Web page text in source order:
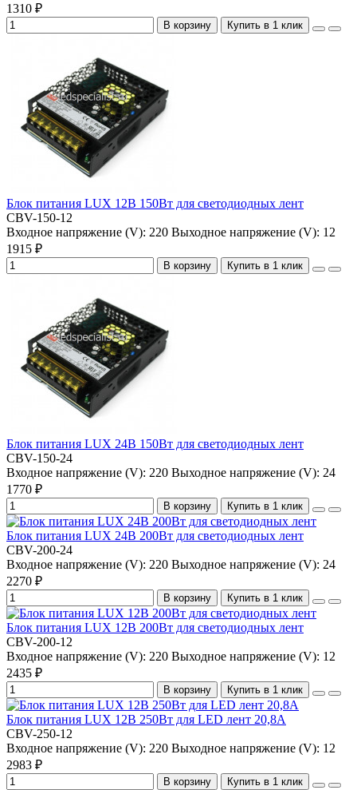
1310 ₽
В корзину Купить в 1 клик
Блок питания LUX 12В 150Вт для светодиодных лент
CBV-150-12
Входное напряжение (V): 220 Выходное напряжение (V): 12
1915 ₽
В корзину Купить в 1 клик
Блок питания LUX 24В 150Вт для светодиодных лент
CBV-150-24
Входное напряжение (V): 220 Выходное напряжение (V): 24
1770 ₽
В корзину Купить в 1 клик
Блок питания LUX 24В 200Вт для светодиодных лент
CBV-200-24
Входное напряжение (V): 220 Выходное напряжение (V): 24
2270 ₽
В корзину Купить в 1 клик
Блок питания LUX 12В 200Вт для светодиодных лент
CBV-200-12
Входное напряжение (V): 220 Выходное напряжение (V): 12
2435 ₽
В корзину Купить в 1 клик
Блок питания LUX 12В 250Вт для LED лент 20,8А
CBV-250-12
Входное напряжение (V): 220 Выходное напряжение (V): 12
2983 ₽
В корзину Купить в 1 клик